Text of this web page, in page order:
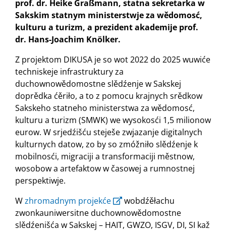
prof. dr. Heike Graßmann, statna sekretarka w
Sakskim statnym ministerstwje za wědomosć,
kulturu a turizm, a prezident akademije prof.
dr. Hans-Joachim Knölker.
Z projektom DIKUSA je so wot 2022 do 2025 wuwiće
techniskeje infrastruktury za
duchownowědomostne slědźenje w Sakskej
doprědka ćěriło, a to z pomocu krajnych srědkow
Sakskeho statneho ministerstwa za wědomosć,
kulturu a turizm (SMWK) we wysokosći 1,5 milionow
eurow. W srjedźišću steješe zwjazanje digitalnych
kulturnych datow, zo by so zmóžniło slědźenje k
mobilnosći, migraciji a transformaciji městnow,
wosobow a artefaktow w časowej a rumnostnej
perspektiwje.
Wzhromadnym projekće
wobdźěłachu
zwonkauniwersitne duchownowědomostne
slědźenišća w Sakskej – HAIT, GWZO, ISGV, DI, SI kaž